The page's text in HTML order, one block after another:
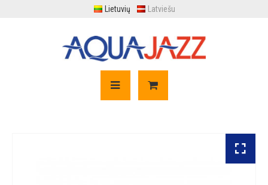
Lietuvių Latviešu